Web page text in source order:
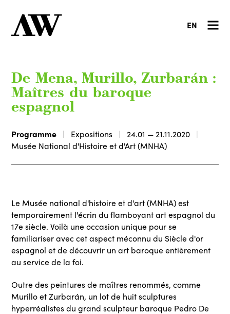
EN
De Mena, Murillo, Zurbarán :
Maîtres du baroque
espagnol
Programme Expositions
24.01 — 21.11.2020
Musée National d'Histoire et d'Art (MNHA)
Le Musée national d'histoire et d'art (MNHA) est
temporairement l'écrin du flamboyant art espagnol du
17e siècle. Voilà une occasion unique pour se
familiariser avec cet aspect méconnu du Siècle d'or
espagnol et de découvrir un art baroque entièrement
au service de la foi.
Outre des peintures de maîtres renommés, comme
Murillo et Zurbarán, un lot de huit sculptures
hyperréalistes du grand sculpteur baroque Pedro De